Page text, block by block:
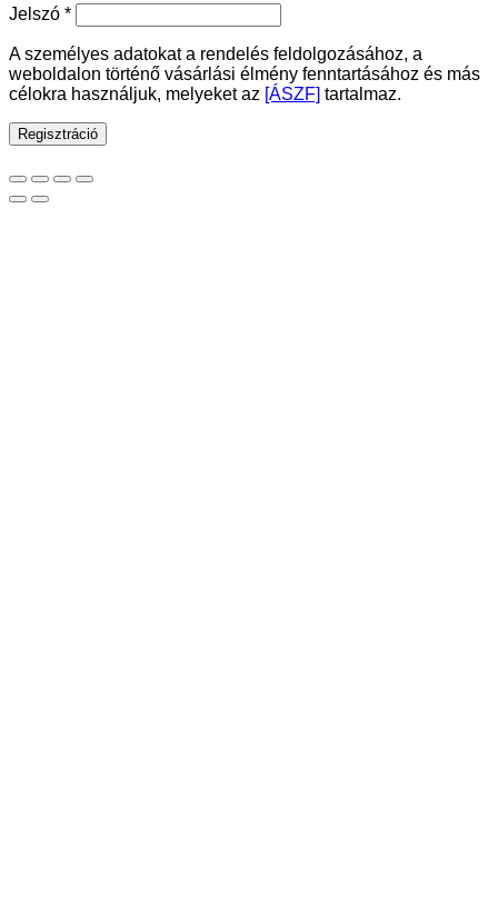
Jelszó *Kötelező
A személyes adatokat a rendelés feldolgozásához, a
weboldalon történő vásárlási élmény fenntartásához és más
célokra használjuk, melyeket az [ÁSZF] tartalmaz.
Regisztráció